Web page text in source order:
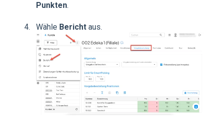
Punkten.
Wähle Bericht aus.